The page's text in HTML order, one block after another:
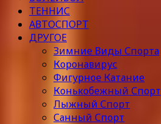
ТЕННИС
АВТОСПОРТ
ДРУГОЕ
Зимние Виды Спорта
Коронавирус
Фигурное Катание
Конькобежный Спорт
Лыжный Спорт
Санный Спорт